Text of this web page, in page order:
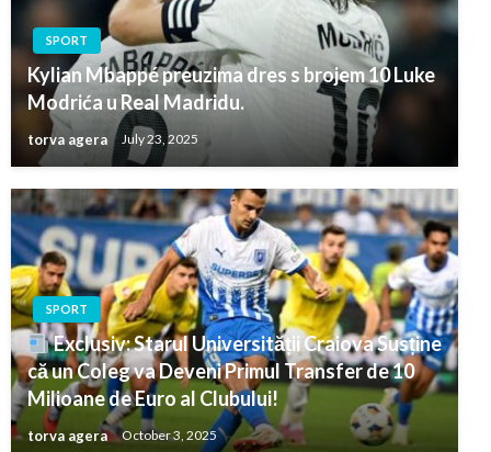
SPORT
Kylian Mbappé preuzima dres s brojem 10 Luke
Modrića u Real Madridu.
torva agera July 23, 2025
SPORT
Exclusiv: Starul Universității Craiova Susține
că un Coleg va Deveni Primul Transfer de 10
Milioane de Euro al Clubului!
torva agera October 3, 2025